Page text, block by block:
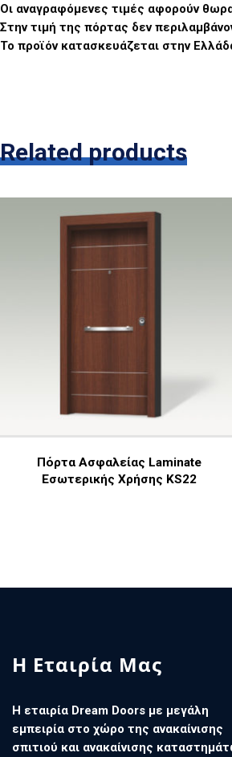
Οι αναγραφόμενες τιμές αφορούν
Στην τιμή της πόρτας δεν
Το προϊόν κατασκευάζεται στην
Related products
Πόρτα Ασφαλείας Laminate
Εσωτερικής Χρήσης KS22
Η Εταιρία Μας
Η εταιρία Dream Doors με μεγάλη
εμπειρία στο χώρο της ανακαίνισης
σπιτιού και ανακαίνισης